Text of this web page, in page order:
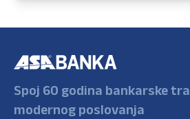
Spoj 60 godina bankarske
modernog poslovanja